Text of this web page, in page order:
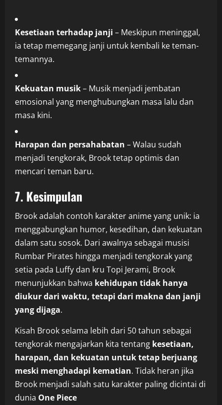
Kesetiaan terhadap janji – Meskipun meninggal,
ia tetap memegang janji untuk kembali ke teman-
temannya.
Kekuatan musik– Musik menjadi jembatan
emosional yang menghubungkan masa lalu dan
masa kini.
Harapan dan persahabatan – Walau sudah
menjadi tengkorak, Brook tetap optimis dan
mencari teman baru.
7. Kesimpulan
Brook adalah contoh karakter anime yang unik: ia
menggabungkan humor, kesedihan, dan kekuatan
dalam satu sosok. Dari awalnya sebagai musisi
Rumbar Pirates hingga menjadi tengkorak yang
setia pada Luffy dan kru Topi Jerami, Brook
menunjukkan bahwa kehidupan tidak hanya
diukur dari waktu, tetapi dari makna dan janji
yang dijaga.
Kisah Brook selama lebih dari 50 tahun sebagai
tengkorak mengajarkan kita tentang kesetiaan,
harapan, dan kekuatan untuk tetap berjuang
meski menghadapi kematian. Tidak heran jika
Brook menjadi salah satu karakter paling dicintai di
dunia One Piece